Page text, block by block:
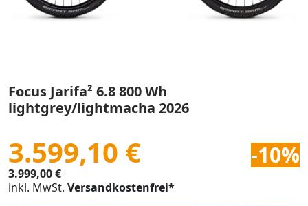
Focus Jarifa² 6.8 800 Wh
lightgrey/lightmacha 2026
3.599,10 € -10%
3.999,00 €
inkl. MwSt. Versandkostenfrei*